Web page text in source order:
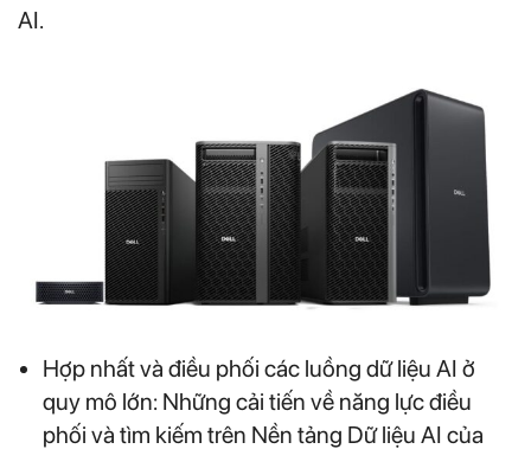
AI.
Hợp nhất và điều phối các luồng dữ liệu AI ở
quy mô lớn: Những cải tiến về năng lực điều
phối và tìm kiếm trên Nền tảng Dữ liệu AI của